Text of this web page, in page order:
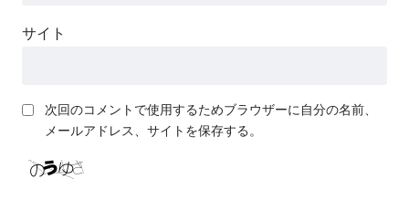
サイト
次回のコメントで使用するためブラウザーに自分の名前、
メールアドレス、サイトを保存する。